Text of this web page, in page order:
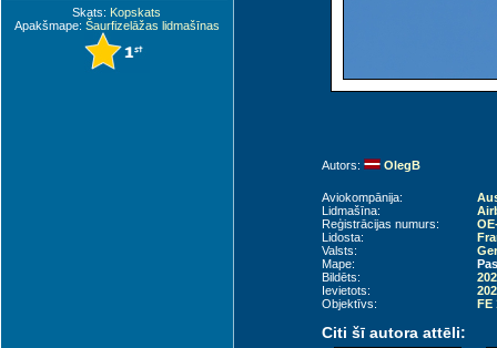
Skats: Kopskats
Apakšmape: Šaurfizelāžas lidmašīnas
Autors: OlegB
Aviokompānija:
Lidmašīna:
Reģistrācijas numurs:
Lidosta:
Valsts:
Mape:
Bildēts:
Ievietots:
Objektīvs:
FE
Citi šī autora attēli: